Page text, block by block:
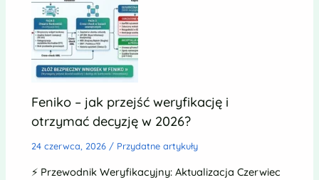
Feniko – jak przejść weryfikację i
otrzymać decyzję w 2026?
24 czerwca, 2026 / Przydatne artykuły
⚡ Przewodnik Weryfikacyjny: Aktualizacja Czerwiec